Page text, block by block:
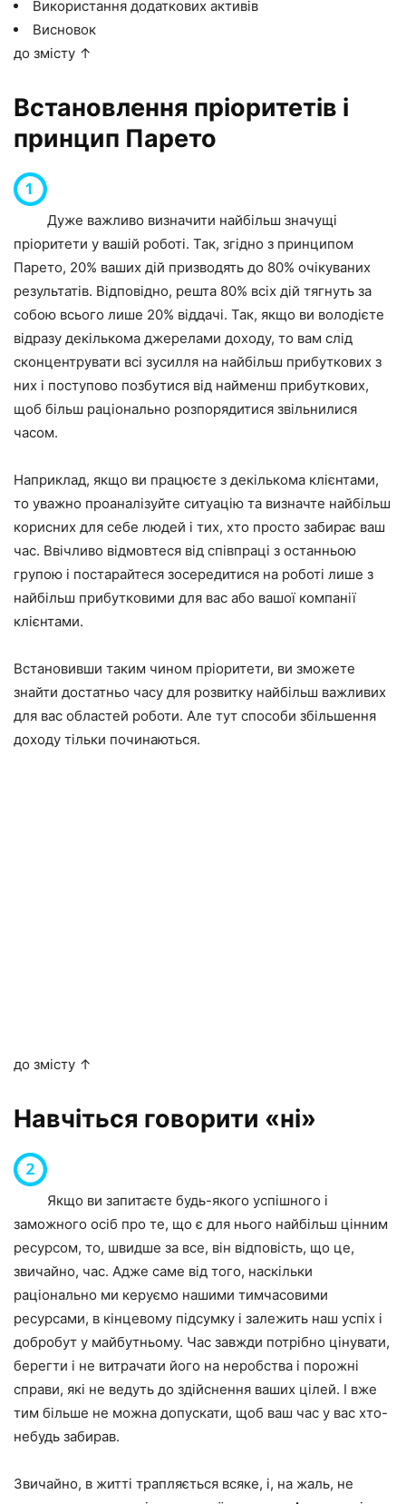
Використання додаткових активів
Висновок
до змісту ↑
Встановлення пріоритетів і
принцип Парето
Дуже важливо визначити найбільш значущі
пріоритети у вашій роботі. Так, згідно з принципом
Парето, 20% ваших дій призводять до 80% очікуваних
результатів. Відповідно, решта 80% всіх дій тягнуть за
собою всього лише 20% віддачі. Так, якщо ви володієте
відразу декількома джерелами доходу, то вам слід
сконцентрувати всі зусилля на найбільш прибуткових з
них і поступово позбутися від найменш прибуткових,
щоб більш раціонально розпорядитися звільнилися
часом.
Наприклад, якщо ви працюєте з декількома клієнтами,
то уважно проаналізуйте ситуацію та визначте найбільш
корисних для себе людей і тих, хто просто забирає ваш
час. Ввічливо відмовтеся від співпраці з останньою
групою і постарайтеся зосередитися на роботі лише з
найбільш прибутковими для вас або вашої компанії
клієнтами.
Встановивши таким чином пріоритети, ви зможете
знайти достатньо часу для розвитку найбільш важливих
для вас областей роботи. Але тут способи збільшення
доходу тільки починаються.
до змісту ↑
Навчіться говорити «ні»
Якщо ви запитаєте будь-якого успішного і
заможного осіб про те, що є для нього найбільш цінним
ресурсом, то, швидше за все, він відповість, що це,
звичайно, час. Адже саме від того, наскільки
раціонально ми керуємо нашими тимчасовими
ресурсами, в кінцевому підсумку і залежить наш успіх і
добробут у майбутньому. Час завжди потрібно цінувати,
берегти і не витрачати його на неробства і порожні
справи, які не ведуть до здійснення ваших цілей. І вже
тим більше не можна допускати, щоб ваш час у вас хто-
небудь забирав.
Звичайно, в житті трапляється всяке, і, на жаль, не